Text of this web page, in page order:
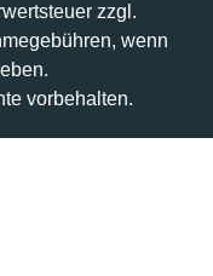
zzgl.
wenn
vorbehalten.